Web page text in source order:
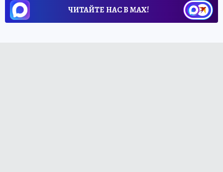
ЧИТАЙТЕ НАС В МАХ!